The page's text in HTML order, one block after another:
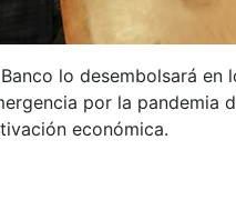
lo desembolsará
por la pandemia
económica.